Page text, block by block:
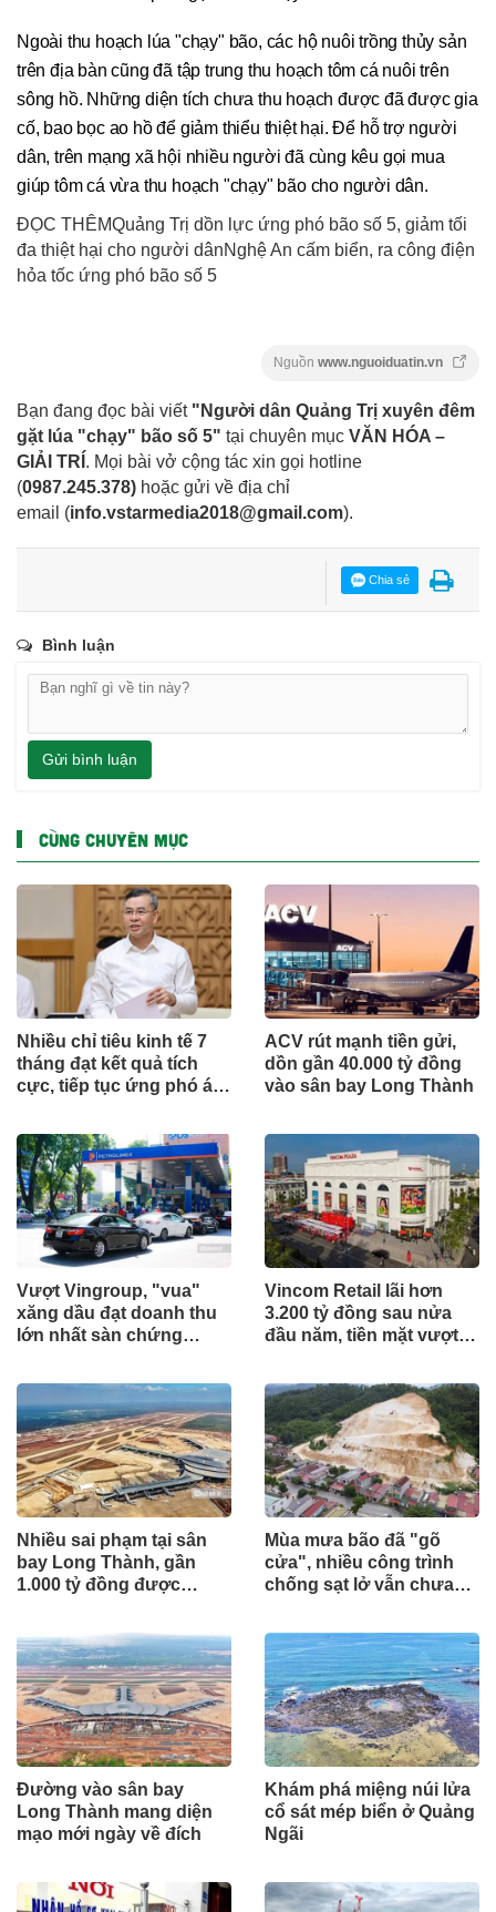
Ngoài thu hoạch lúa "chạy" bão, các hộ nuôi trồng thủy sản
trên địa bàn cũng đã tập trung thu hoạch tôm cá nuôi trên
sông hồ. Những diện tích chưa thu hoạch được đã được gia
cố, bao bọc ao hồ để giảm thiểu thiệt hại. Để hỗ trợ người
dân, trên mạng xã hội nhiều người đã cùng kêu gọi mua
giúp tôm cá vừa thu hoạch "chạy" bão cho người dân.
ĐỌC THÊMQuảng Trị dồn lực ứng phó bão số 5, giảm tối
đa thiệt hại cho người dânNghệ An cấm biển, ra công điện
hỏa tốc ứng phó bão số 5
Nguồn www.nguoiduatin.vn
Bạn đang đọc bài viết "Người dân Quảng Trị xuyên đêm
gặt lúa "chạy" bão số 5" tại chuyên mục VĂN HÓA –
GIẢI TRÍ . Mọi bài vở cộng tác xin gọi hotline
(0987.245.378) hoặc gửi về địa chỉ
email (info.vstarmedia2018@gmail.com).
Chia sẻ
Bình luận
Gửi bình luận
CÙNG CHUYÊN MỤC
Nhiều chỉ tiêu kinh tế 7
tháng đạt kết quả tích
cực, tiếp tục ứng phó áp
ACV rút mạnh tiền gửi,
dồn gần 40.000 tỷ đồng
vào sân bay Long Thành
Vượt Vingroup, "vua"
xăng dầu đạt doanh thu
lớn nhất sàn chứng
Vincom Retail lãi hơn
3.200 tỷ đồng sau nửa
đầu năm, tiền mặt vượt
Nhiều sai phạm tại sân
bay Long Thành, gần
1.000 tỷ đồng được
Mùa mưa bão đã "gõ
cửa", nhiều công trình
chống sạt lở vẫn chưa
Đường vào sân bay
Long Thành mang diện
mạo mới ngày về đích
Khám phá miệng núi lửa
cổ sát mép biển ở Quảng
Ngãi